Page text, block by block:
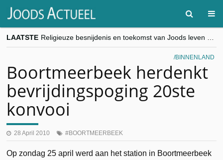
LAATSTE
“Besnijdenisdebat toont hoe moeilijk seculiere Westen minderheden begrijpt”, Jinnih Beels (Vooruit)
CITYTRIP | ROEMENIË – Boekarest: de verrassing van Oost-Europa
BINNENLAND
Boortmeerbeek herdenkt
bevrijdingspoging 20ste
konvooi
28 April 2010 BOORTMEERBEEK
Op zondag 25 april werd aan het station in Boortmeerbeek